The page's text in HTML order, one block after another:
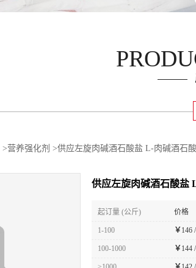
>营养强化剂 >供应左旋肉碱酒石酸盐 L-肉碱酒石
供应左旋肉碱酒石酸盐
起订量 (公斤) 价格
1-100 ￥ 146
100-1000 ￥ 144